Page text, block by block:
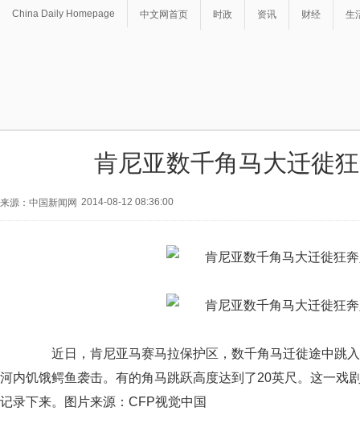
China Daily Homepage 中文网首页 时政 资讯 财经 生
肯尼亚数千角马大迁徙
来源：中国新闻网 2014-08-12 08:36:00
近日，肯尼亚马赛马拉保护区，数千角马迁徙途中跳入
河内饥饿鳄鱼袭击。有的角马跳跃高度达到了20英尺。这一戏
记录下来。图片来源：CFP视觉中国